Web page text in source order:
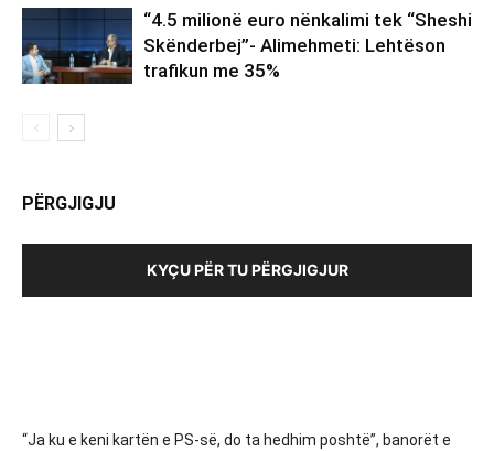
“4.5 milionë euro nënkalimi tek “Sheshi
Skënderbej”- Alimehmeti: Lehtëson
trafikun me 35%
PËRGJIGJU
KYÇU PËR TU PËRGJIGJUR
“Ja ku e keni kartën e PS-së, do ta hedhim poshtë”, banorët e